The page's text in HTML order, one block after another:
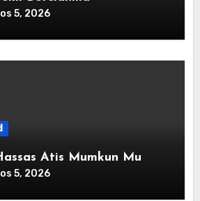
5, 2026
Atis Mumkun Mu
5, 2026